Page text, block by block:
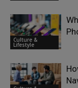
Culture &
Lifestyle